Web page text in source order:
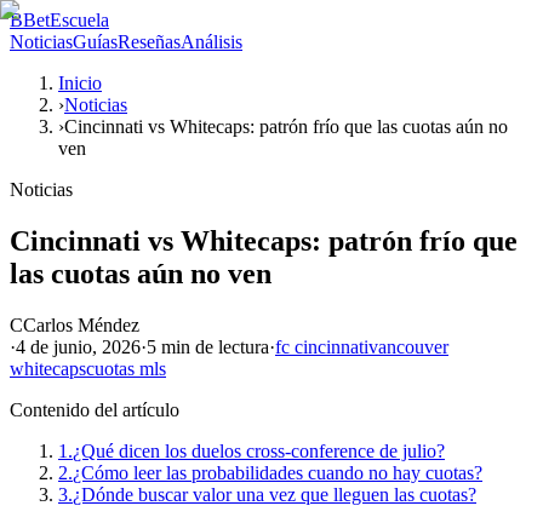
BBetEscuela
NoticiasGuíasReseñasAnálisis
Inicio
›Noticias
›Cincinnati vs Whitecaps: patrón frío que las cuotas aún no
ven
Noticias
Cincinnati vs Whitecaps: patrón frío que
las cuotas aún no ven
CCarlos Méndez
·4 de junio, 2026·5 min de lectura·fc cincinnativancouver
whitecapscuotas mls
Contenido del artículo
1.¿Qué dicen los duelos cross-conference de julio?
2.¿Cómo leer las probabilidades cuando no hay cuotas?
3.¿Dónde buscar valor una vez que lleguen las cuotas?